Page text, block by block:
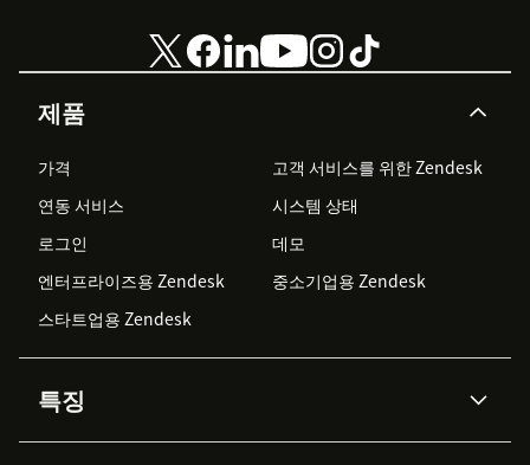
제품
가격
고객 서비스를 위한 Zendesk
연동 서비스
시스템 상태
로그인
데모
엔터프라이즈용 Zendesk
중소기업용 Zendesk
스타트업용 Zendesk
특징